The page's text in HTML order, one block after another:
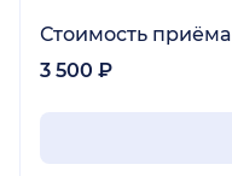
Стоимость приёма
3 500 ₽